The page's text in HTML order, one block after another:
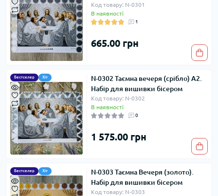
Код товару: N-0301
В наявності
1
665.00 грн
Бестселер Хіт
N-0302 Таємна вечеря (срібло) А2.
Набір для вишивки бісером
Код товару: N-0302
В наявності
0
1 575.00 грн
Бестселер Хіт
N-0303 Таємна Вечеря (золото).
Набір для вишивки бісером
Код товару: N-0303